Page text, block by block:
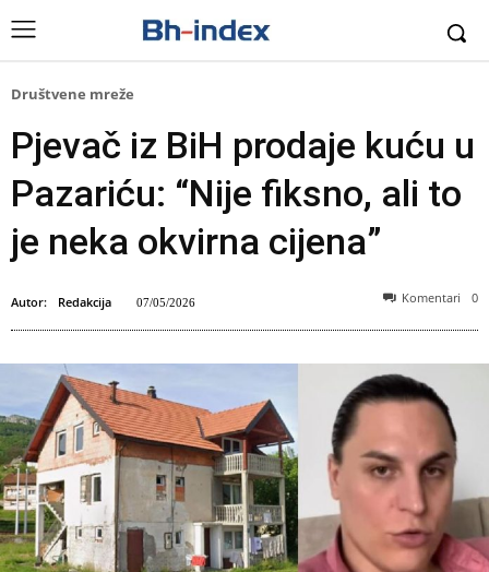
Društvene mreže
Pjevač iz BiH prodaje kuću u
Pazariću: “Nije fiksno, ali to
je neka okvirna cijena”
Autor: Redakcija 07/05/2026 Komentari 0